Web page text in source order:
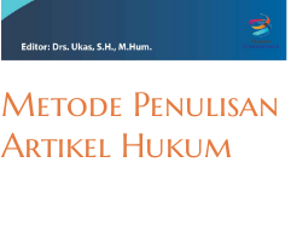
Metode Penulisan
Artikel Hukum